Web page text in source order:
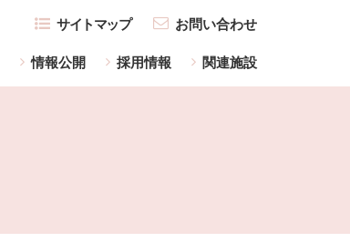
お問い合わせ
サイトマップ
情報公開 採用情報 関連施設